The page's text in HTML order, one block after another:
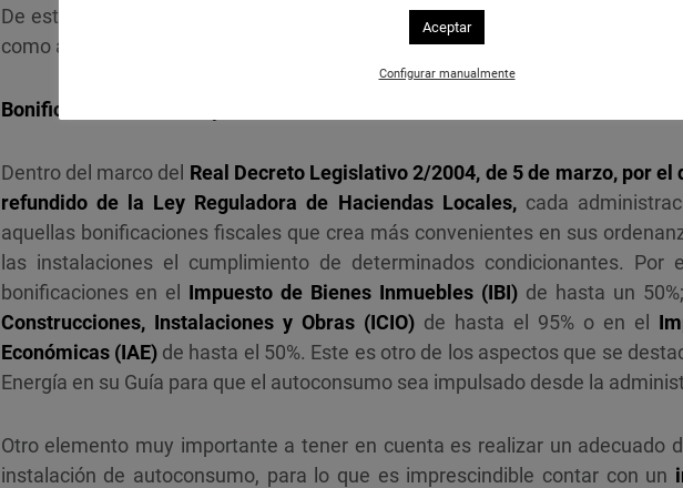
De esta manera, un ayuntamiento puede contribuir tanto a agilizar el
como a fomentar el desarrollo del autoconsumo en su municipio.
Bonificaciones fiscales y adecuado dimensionamiento de las instalaciones
Dentro del marco del Real Decreto Legislativo 2/2004, de 5 de marzo, por el
refundido de la Ley Reguladora de Haciendas Locales,cada
aquellas bonificaciones fiscales que crea más convenientes en sus
las instalaciones el cumplimiento de determinados condicionantes. Por
bonificaciones en el Impuesto de Bienes Inmuebles (IBI) de hasta un
Construcciones, Instalaciones y Obras (ICIO)de hasta el 95% o en el
Económicas (IAE)de hasta el 50%. Este es otro de los aspectos que se
Energía en su Guía para que el autoconsumo sea impulsado desde la
Otro elemento muy importante a tener en cuenta es realizar un adecuado
instalación de autoconsumo, para lo que es imprescindible contar con un
Aceptar
Configurar manualmente